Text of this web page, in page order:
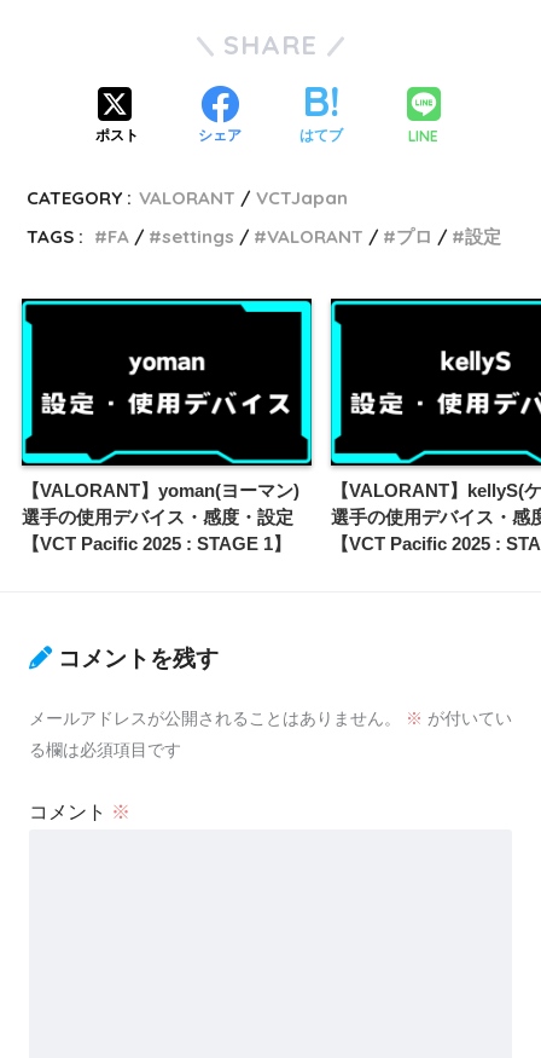
SHARE
ポスト シェア はてブ LINE
CATEGORY : VALORANT
VCTJapan
TAGS :
FA settings VALORANT プロ 設定
【VALORANT】yoman(ヨーマン)
選手の使用デバイス・感度・設定
【VCT Pacific 2025 : STAGE 1】
【VALORANT】kellyS(
選手の使用デバイス・感
【VCT Pacific 2025 :
コメントを残す
メールアドレスが公開されることはありません。 ※ が付いてい
る欄は必須項目です
コメント ※